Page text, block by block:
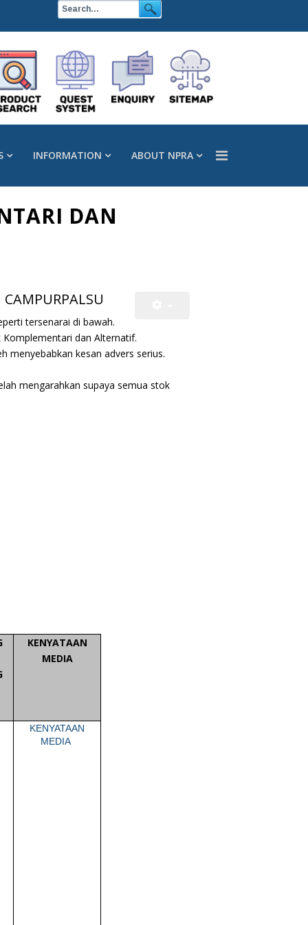
INFORMATION ABOUT NPRA
DAN
tersenarai di bawah.
dan Alternatif.
menyebabkan kesan advers serius.
mengarahkan supaya semua stok
KENYATAAN
MEDIA
KENYATAAN
MEDIA